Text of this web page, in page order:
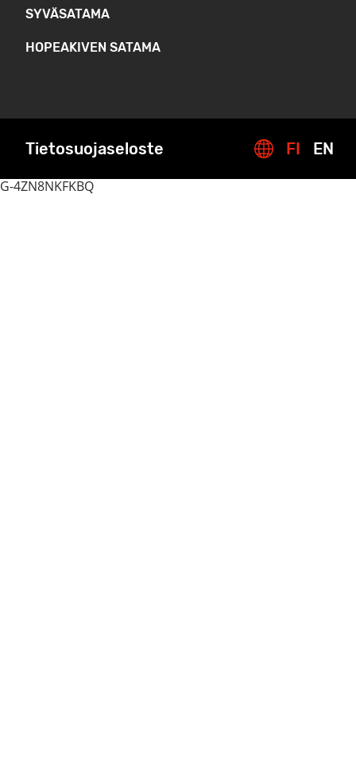
SYVÄSATAMA
HOPEAKIVEN SATAMA
Tietosuojaseloste FI EN
G-4ZN8NKFKBQ